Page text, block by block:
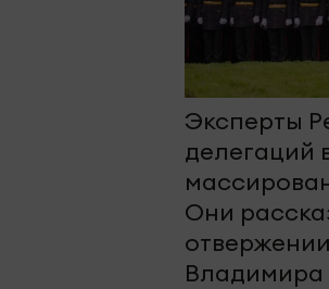
Эксперты
делегаций
Они
Владимира